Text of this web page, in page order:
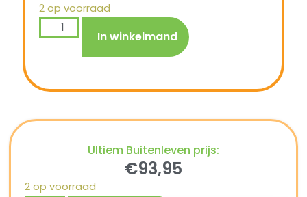
2 op voorraad
In winkelmand
Ultiem Buitenleven prijs:
€93,95
2 op voorraad